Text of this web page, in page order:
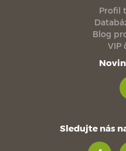
Profil
Blog
VIP
Sledujte nás